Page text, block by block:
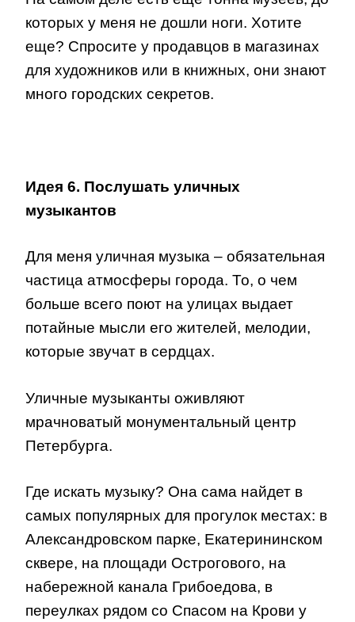
которых у меня не дошли ноги. Хотите
еще? Спросите у продавцов в магазинах
для художников или в книжных, они знают
много городских секретов.
Идея 6. Послушать уличных
музыкантов
Для меня уличная музыка – обязательная
частица атмосферы города. То, о чем
больше всего поют на улицах выдает
потайные мысли его жителей, мелодии,
которые звучат в сердцах.
Уличные музыканты оживляют
мрачноватый монументальный центр
Петербурга.
Где искать музыку? Она сама найдет в
самых популярных для прогулок местах: в
Александровском парке, Екатерининском
сквере, на площади Острогового, на
набережной канала Грибоедова, в
переулках рядом со Спасом на Крови у